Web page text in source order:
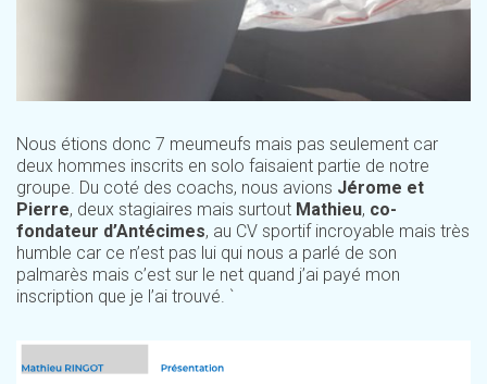
Nous étions donc 7 meumeufs mais pas seulement car
deux hommes inscrits en solo faisaient partie de notre
groupe. Du coté des coachs, nous avions Jérome et
Pierre, deux stagiaires mais surtout Mathieu, co-
fondateur d’Antécimes, au CV sportif incroyable mais très
humble car ce n’est pas lui qui nous a parlé de son
palmarès mais c’est sur le net quand j’ai payé mon
inscription que je l’ai trouvé. `